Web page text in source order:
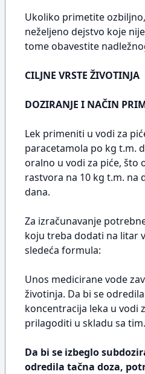
Ukoliko primetite
neželjeno dejstvo koje
tome obavestite
CILJNE VRSTE ŽIVOTINJA
DOZIRANJE I NAČIN
Lek primeniti u vodi za
paracetamola po kg t.m.
oralno u vodi za piće, što
rastvora na 10 kg t.m. na
dana.
Za izračunavanje
koju treba dodati na litar
sledeća formula:
Unos medicirane vode
životinja. Da bi se
koncentracija leka u vodi
prilagoditi u skladu sa tim.
Da bi se izbeglo
odredila tačna doza,